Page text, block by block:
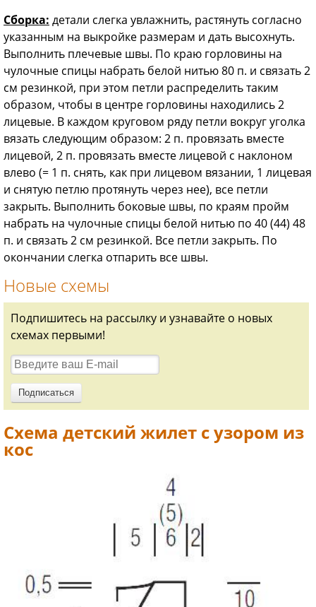
Сборка: детали слегка увлажнить, растянуть согласно
указанным на выкройке размерам и дать высохнуть.
Выполнить плечевые швы. По краю горловины на
чулочные спицы набрать белой нитью 80 п. и связать 2
см резинкой, при этом петли распределить таким
образом, чтобы в центре горловины находились 2
лицевые. В каждом круговом ряду петли вокруг уголка
вязать следующим образом: 2 п. провязать вместе
лицевой, 2 п. провязать вместе лицевой с наклоном
влево (= 1 п. снять, как при лицевом вязании, 1 лицевая
и снятую петлю протянуть через нее), все петли
закрыть. Выполнить боковые швы, по краям пройм
набрать на чулочные спицы белой нитью по 40 (44) 48
п. и связать 2 см резинкой. Все петли закрыть. По
окончании слегка отпарить все швы.
Новые схемы
Подпишитесь на рассылку и узнавайте о новых
схемах первыми!
Схема детский жилет с узором из
кос